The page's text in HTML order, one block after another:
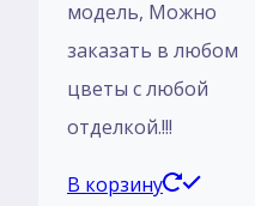
модель, Mожно
заказать в любом
цветы с любой
отделкой.!!!
В корзину